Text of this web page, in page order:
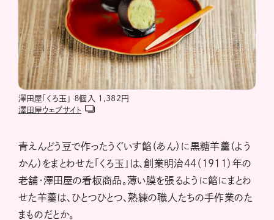
澤田屋「くろ玉」 ８個入 1,382円
澤田屋ウェブサイト
青えんどう豆で作ったうぐいす餡（あん）に黒糖羊羹（よう
かん）をまとわせた「くろ玉」は、創業明治44（1911）年の
老舗・澤田屋の看板商品。薄い膜を張るように餡にまとわ
せた羊羹は、ひとつひとつ、熟練の職人たちの手作業のた
まものだとか。